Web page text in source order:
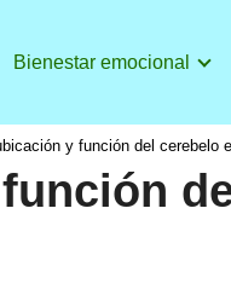
Bienestar emocional
y función del cerebelo